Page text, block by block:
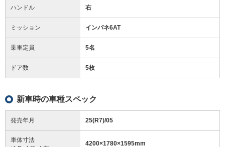
ハンドル 右
ミッション インパネ6AT
乗車定員 5名
ドア数 5枚
新車時の車種スペック
発売年月 25(R7)/05
車体寸法 4200×1780×1595mm